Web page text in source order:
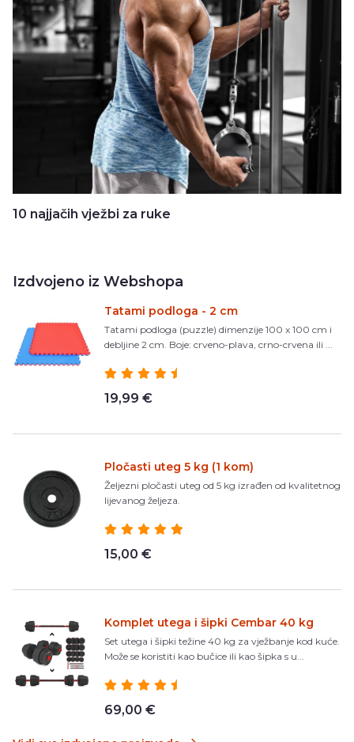
10 najjačih vježbi za ruke
Izdvojeno iz Webshopa
Tatami podloga - 2 cm
Tatami podloga (puzzle) dimenzije 100 x 100 cm i
debljine 2 cm. Boje: crveno-plava, crno-crvena ili ...
19,99 €
Pločasti uteg 5 kg (1 kom)
Željezni pločasti uteg od 5 kg izrađen od kvalitetnog
lijevanog željeza.
15,00 €
Komplet utega i šipki Cembar 40 kg
Set utega i šipki težine 40 kg za vježbanje kod kuće.
Može se koristiti kao bučice ili kao šipka s u...
69,00 €